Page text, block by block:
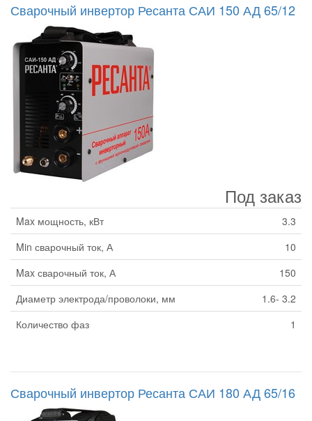
Сварочный инвертор Ресанта САИ 150 АД 65/12
Под заказ
Max мощность, кВт
3.3
Min сварочный ток, А
10
Max сварочный ток, А
150
Диаметр электрода/проволоки, мм
1.6- 3.2
Количество фаз
1
Сварочный инвертор Ресанта САИ 180 АД 65/16